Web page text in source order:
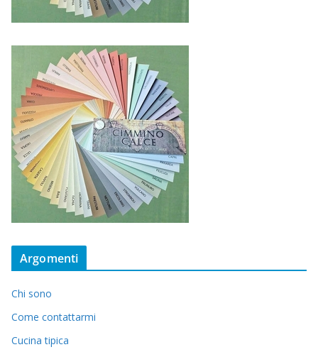
Argomenti
Chi sono
Come contattarmi
Cucina tipica